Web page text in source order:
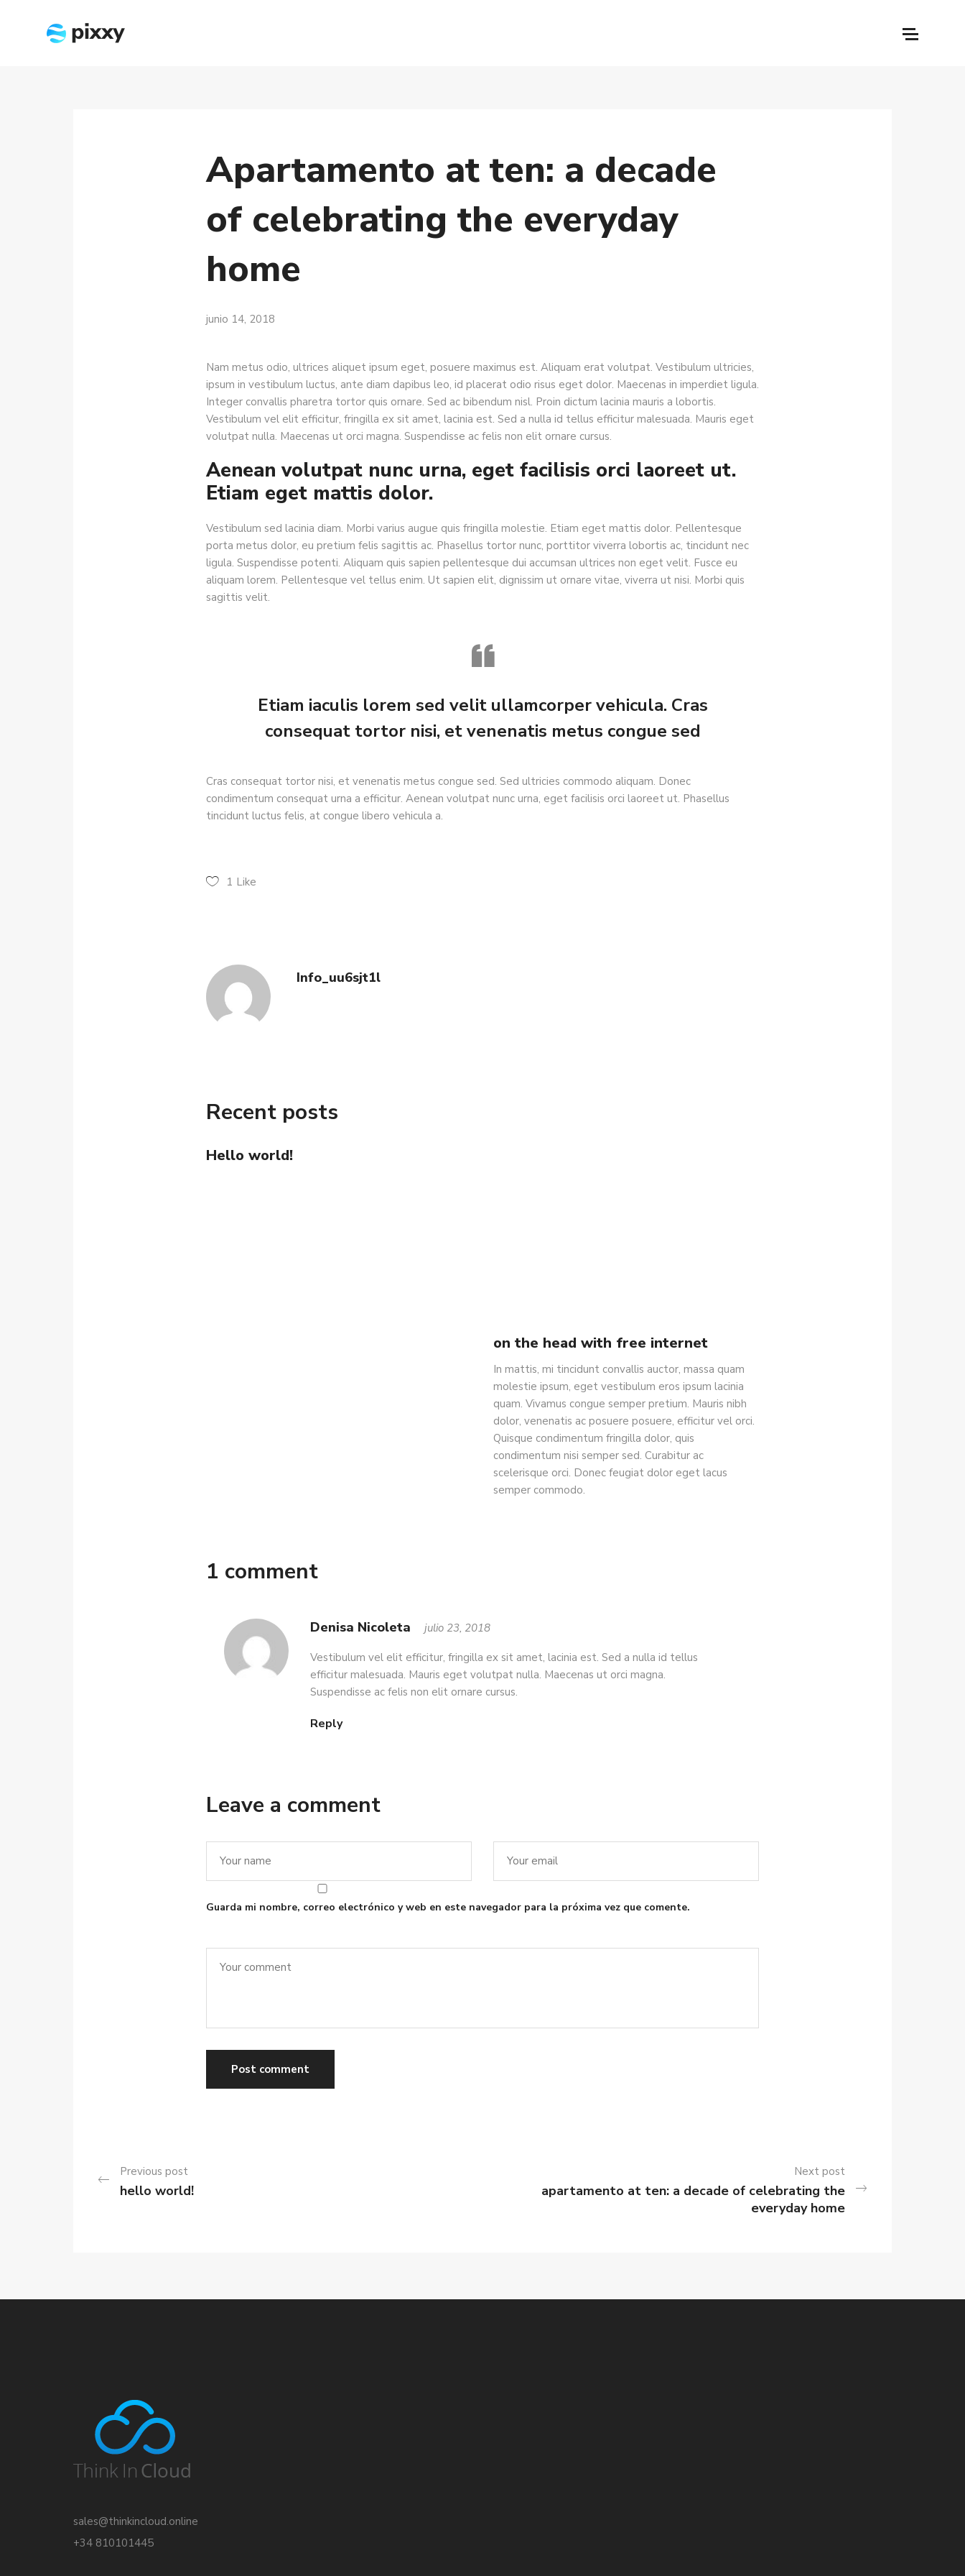
Apartamento at ten: a decade
of celebrating the everyday
home
junio 14, 2018
Nam metus odio, ultrices aliquet ipsum eget, posuere maximus est. Aliquam erat volutpat. Vestibulum ultricies,
ipsum in vestibulum luctus, ante diam dapibus leo, id placerat odio risus eget dolor. Maecenas in imperdiet ligula.
Integer convallis pharetra tortor quis ornare. Sed ac bibendum nisl. Proin dictum lacinia mauris a lobortis.
Vestibulum vel elit efficitur, fringilla ex sit amet, lacinia est. Sed a nulla id tellus efficitur malesuada. Mauris eget
volutpat nulla. Maecenas ut orci magna. Suspendisse ac felis non elit ornare cursus.
Aenean volutpat nunc urna, eget facilisis orci laoreet ut.
Etiam eget mattis dolor.
Vestibulum sed lacinia diam. Morbi varius augue quis fringilla molestie. Etiam eget mattis dolor. Pellentesque
porta metus dolor, eu pretium felis sagittis ac. Phasellus tortor nunc, porttitor viverra lobortis ac, tincidunt nec
ligula. Suspendisse potenti. Aliquam quis sapien pellentesque dui accumsan ultrices non eget velit. Fusce eu
aliquam lorem. Pellentesque vel tellus enim. Ut sapien elit, dignissim ut ornare vitae, viverra ut nisi. Morbi quis
sagittis velit.
Etiam iaculis lorem sed velit ullamcorper vehicula. Cras
consequat tortor nisi, et venenatis metus congue sed
Cras consequat tortor nisi, et venenatis metus congue sed. Sed ultricies commodo aliquam. Donec
condimentum consequat urna a efficitur. Aenean volutpat nunc urna, eget facilisis orci laoreet ut. Phasellus
tincidunt luctus felis, at congue libero vehicula a.
1 Like
Info_uu6sjt1l
Recent posts
Hello world!
on the head with free internet
In mattis, mi tincidunt convallis auctor, massa quam
molestie ipsum, eget vestibulum eros ipsum lacinia
quam. Vivamus congue semper pretium. Mauris nibh
dolor, venenatis ac posuere posuere, efficitur vel orci.
Quisque condimentum fringilla dolor, quis
condimentum nisi semper sed. Curabitur ac
scelerisque orci. Donec feugiat dolor eget lacus
semper commodo.
1 comment
Denisa Nicoleta julio 23, 2018
Reply
Vestibulum vel elit efficitur, fringilla ex sit amet, lacinia est. Sed a nulla id tellus
efficitur malesuada. Mauris eget volutpat nulla. Maecenas ut orci magna.
Suspendisse ac felis non elit ornare cursus.
Leave a comment
Guarda mi nombre, correo electrónico y web en este navegador para la próxima vez que comente.
Previous post
hello world!
Next post
apartamento at ten: a decade of celebrating the
everyday home
sales@thinkincloud.online
+34 810101445